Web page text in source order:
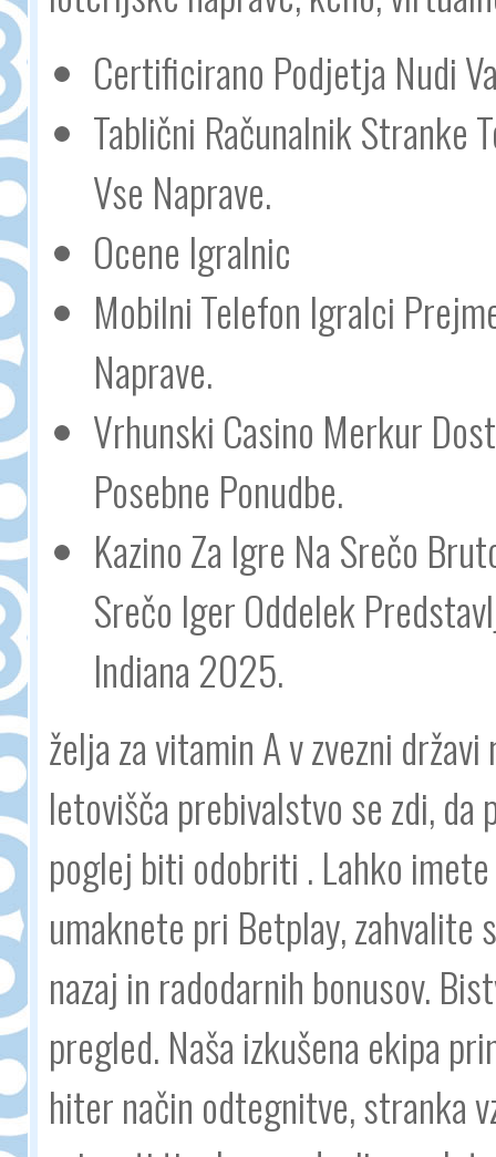
Certificirano Podjetja Nudi
Tablični Računalnik Stranke
Vse Naprave.
Ocene Igralnic
Mobilni Telefon Igralci
Naprave.
Vrhunski Casino Merkur
Posebne Ponudbe.
Kazino Za Igre Na Srečo
Srečo Iger Oddelek
Indiana 2025.
želja za vitamin A v zvezni
letovišča prebivalstvo se zdi,
poglej biti odobriti . Lahko
umaknete pri Betplay, zahvalite
nazaj in radodarnih bonusov.
pregled. Naša izkušena ekipa
hiter način odtegnitve, stranka